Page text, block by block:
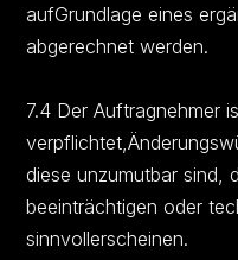
aufGrundlage eines
abgerechnet werden.
7.4 Der Auftragnehmer
diese unzumutbar sind,
beeinträchtigen oder
sinnvollerscheinen.